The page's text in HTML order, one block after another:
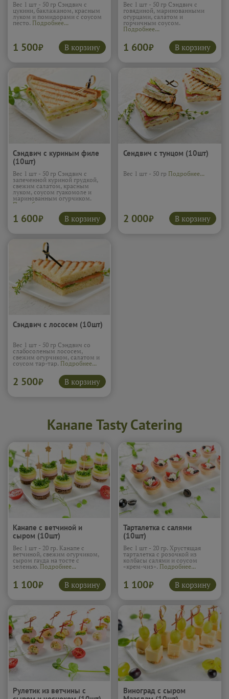
Вес 1 шт - 50 гр Сэндвич с
цукини, баклажаном, красным
луком и помидорами с соусом
песто. Подробнее...
1 500₽ В корзину
Вес 1 шт - 50 гр Сэндвич с
говядиной, маринованными
огурцами, салатом и
горчичным соусом.
Подробнее...
1 600₽ В корзину
Сэндвич с куриным филе
(10шт)
Вес 1 шт - 50 гр Сэндвич с
запеченной куриной грудкой,
свежим салатом, красным
луком, соусом гуакомоле и
маринованным огурчиком.
Подробнее...
1 600₽ В корзину
Сендвич с тунцом (10шт)
Вес 1 шт - 50 гр Подробнее...
2 000₽ В корзину
Сэндвич с лососем (10шт)
Вес 1 шт - 50 гр Сэндвич со
слабосоленым лососем,
свежим огурчиком, салатом и
соусом тар-тар. Подробнее...
2 500₽ В корзину
Канапе Tasty Catering
Канапе с ветчиной и
сыром (10шт)
Вес 1 шт - 20 гр. Канапе с
ветчиной, свежим огурчиком,
сыром гауда на тосте с
зеленью. Подробнее...
1 100₽ В корзину
Тарталетка с салями
(10шт)
Вес 1 шт - 20 гр. Хрустящая
тарталетка с розочкой из
колбасы салями и соусом
«крем-чиз». Подробнее...
1 100₽ В корзину
Рулетик из ветчины с
Виноград с сыром